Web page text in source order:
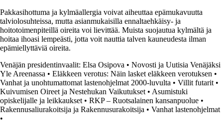
Pakkasihottuma ja kylmäallergia voivat aiheuttaa epämukavuutta
talviolosuhteissa, mutta asianmukaisilla ennaltaehkäisy- ja
hoitotoimenpiteillä oireita voi lievittää. Muista suojautua kylmältä ja
hoitaa ihoasi lempeästi, jotta voit nauttia talven kauneudesta ilman
epämiellyttäviä oireita.
Venäjän presidentinvaalit: Elsa Osipova • Novosti ja Uutisia Venäjäksi
Yle Areenassa • Eläkkeen verotus: Näin lasket eläkkeen verotuksen •
Vanhat ja unohtumattomat lastenohjelmat 2000-luvulta • Villit futarit •
Kuivumisen Oireet ja Nestehukan Vaikutukset • Asumistuki
opiskelijalle ja leikkaukset • RKP – Ruotsalainen kansanpuolue •
Rakennusaliurakoitsija ja Rakennusurakoitsija • Vanhat lastenohjelmat
•